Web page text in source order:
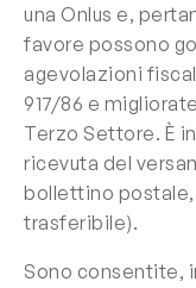
una Onlus e,
favore possono
agevolazioni
917/86 e
Terzo Settore. È
ricevuta del
bollettino
trasferibile).
Sono consentite,